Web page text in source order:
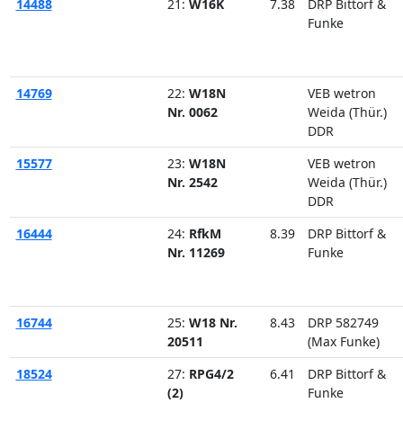
14488 21: W16K 7.38
DRP Bittorf &
Funke
14769
22: W18N
Nr. 0062
VEB wetron
Weida (Thür.)
DDR
15577
23: W18N
Nr. 2542
VEB wetron
Weida (Thür.)
DDR
16444
24: RfkM
Nr. 11269
8.39
DRP Bittorf &
Funke
16744
25: W18 Nr.
20511
8.43
DRP 582749
(Max Funke)
18524 27: RPG4/2
(2)
6.41
DRP Bittorf &
Funke